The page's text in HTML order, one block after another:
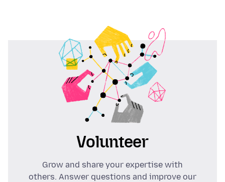
Volunteer
Grow and share your expertise with
others. Answer questions and improve our